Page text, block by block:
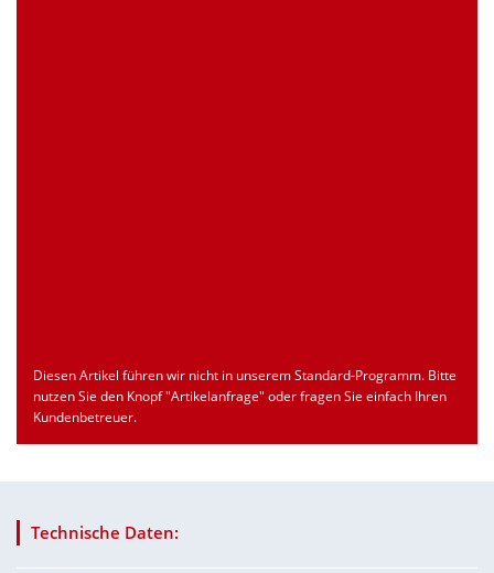
Diesen Artikel führen wir nicht in unserem Standard-Programm. Bitte
nutzen Sie den Knopf "Artikelanfrage" oder fragen Sie einfach Ihren
Kundenbetreuer.
Technische Daten: